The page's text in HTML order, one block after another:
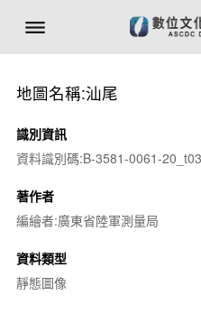
地圖名稱:汕尾
識別資訊
資料識別碼:B-3581-0061-
著作者
編繪者:廣東省陸軍測量局
資料類型
靜態圖像